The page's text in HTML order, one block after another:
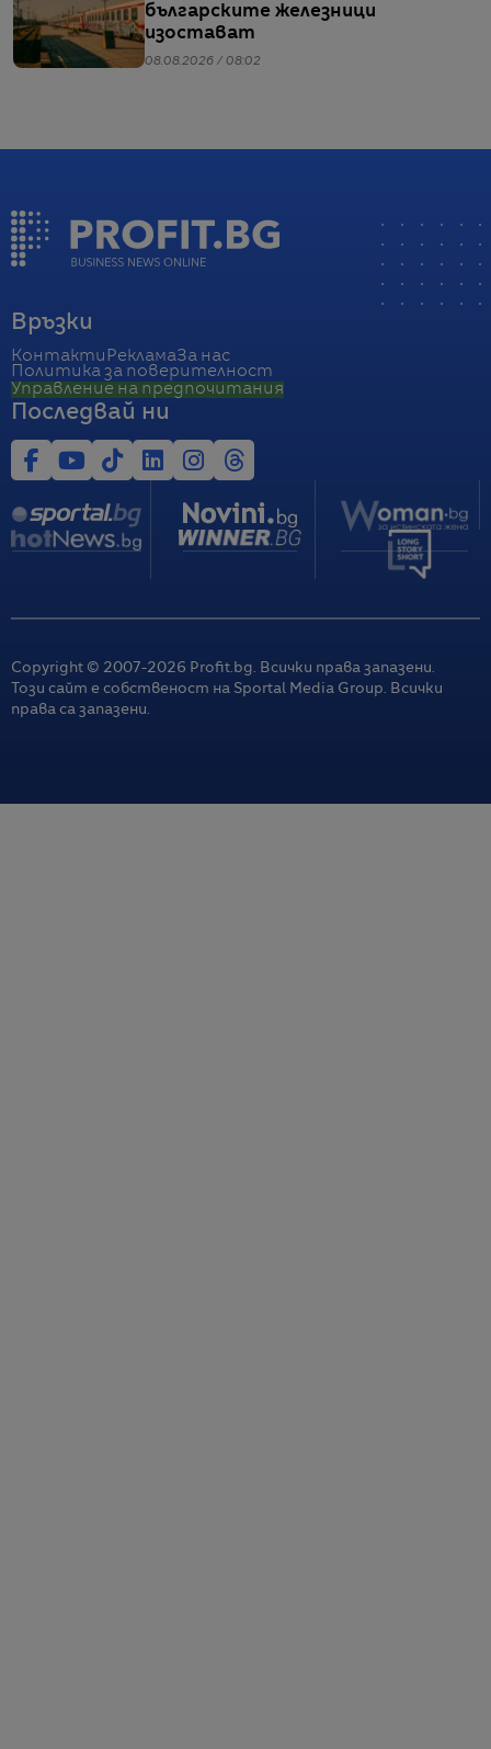
българските железници
изостават
08.08.2026 / 08:02
Връзки
Контакти РекламаЗа нас
Политика за поверителност
Управление на предпочитания
Последвай ни
Copyright © 2007-2026 Profit.bg. Всички права запазени.
Този сайт е собственост на Sportal Media Group. Всички
права са запазени.